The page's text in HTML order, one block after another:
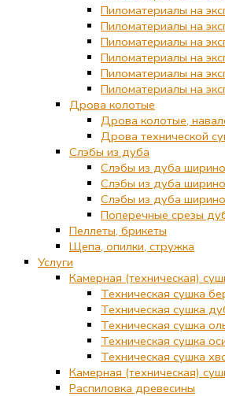
Пиломатериалы на
Пиломатериалы на
Пиломатериалы на
Пиломатериалы на
Пиломатериалы на
Пиломатериалы на
Дрова колотые
Дрова колотые,
Дрова технической
Слэбы из дуба
Слэбы из дуба
Слэбы из дуба
Слэбы из дуба
Поперечные срезы
Пеллеты, брикеты
Щепа, опилки, стружка
Услуги
Камерная (техническая)
Техническая сушка
Техническая сушка
Техническая сушка
Техническая сушка
Техническая сушка
Камерная (техническая)
Распиловка древесины